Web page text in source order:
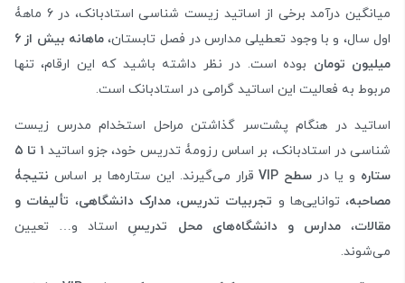
میانگین درآمد برخی از اساتید زیست شناسی استادبانک، در 6 ماهۀ
اول سال، و با وجود تعطیلی مدارس در فصل تابستان،
ماهانه بیش از 6
میلیون تومان بوده است. در نظر داشته باشید که این ارقام، تنها
مربوط به فعالیت این اساتید گرامی در استادبانک است.
اساتید در هنگام پشت‌سر گذاشتن مراحل استخدام مدرس زیست
شناسی در استادبانک، بر اساس رزومۀ تدریس خود، جزو اساتید ۱ تا
۵
ستاره و یا در سطح VIP قرار می‌گیرند. این ستاره‌ها بر اساس نتیجۀ
مصاحبه، توانایی‌ها و تجربیات تدریس،مدارک دانشگاهی، تألیفات و
مقالات،مدارس و دانشگاه‌های محل تدریسِ استاد و… تعیین
می‌شوند.